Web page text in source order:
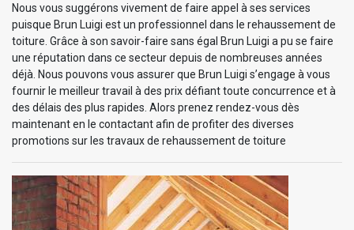
Nous vous suggérons vivement de faire appel à ses services
puisque Brun Luigi est un professionnel dans le rehaussement de
toiture. Grâce à son savoir-faire sans égal Brun Luigi a pu se faire
une réputation dans ce secteur depuis de nombreuses années
déjà. Nous pouvons vous assurer que Brun Luigi s’engage à vous
fournir le meilleur travail à des prix défiant toute concurrence et à
des délais des plus rapides. Alors prenez rendez-vous dès
maintenant en le contactant afin de profiter des diverses
promotions sur les travaux de rehaussement de toiture